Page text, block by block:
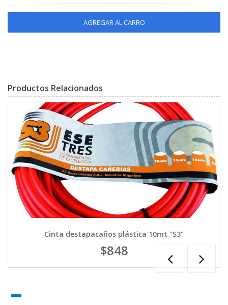
AGREGAR AL CARRO
Productos Relacionados
Cinta destapacaños plástica 10mt "S3"
$848